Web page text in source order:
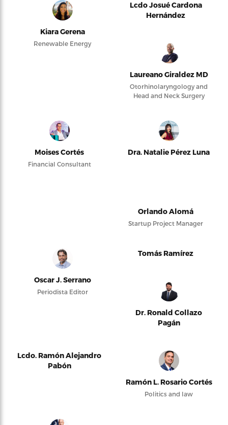
Kiara Gerena
Renewable Energy
Lcdo Josué Cardona
Hernández
Laureano Giraldez MD
Otorhinolaryngology and
Head and Neck Surgery
Moises Cortés
Financial Consultant
Dra. Natalie Pérez Luna
Orlando Alomá
Startup Project Manager
Oscar J. Serrano
Periodista Editor
Tomás Ramírez
Dr. Ronald Collazo
Pagán
Lcdo. Ramón Alejandro
Pabón
Ramón L. Rosario Cortés
Politics and law